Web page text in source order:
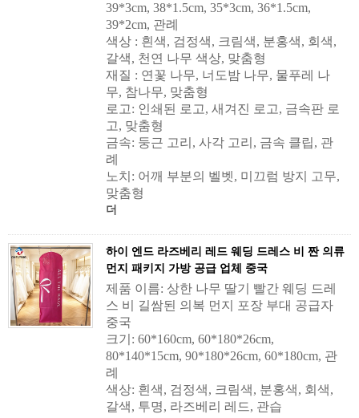
39*3cm, 38*1.5cm, 35*3cm, 36*1.5cm,
39*2cm, 관례
색상 : 흰색, 검정색, 크림색, 분홍색, 회색,
갈색, 천연 나무 색상, 맞춤형
재질 : 연꽃 나무, 너도밤 나무, 물푸레 나
무, 참나무, 맞춤형
로고: 인쇄된 로고, 새겨진 로고, 금속판 로
고, 맞춤형
금속: 둥근 고리, 사각 고리, 금속 클립, 관
례
노치: 어깨 부분의 벨벳, 미끄럼 방지 고무,
맞춤형
더
하이 엔드 라즈베리 레드 웨딩 드레스 비 짠 의류
먼지 패키지 가방 공급 업체 중국
제품 이름: 상한 나무 딸기 빨간 웨딩 드레
스 비 길쌈된 의복 먼지 포장 부대 공급자
중국
크기: 60*160cm, 60*180*26cm,
80*140*15cm, 90*180*26cm, 60*180cm, 관
례
색상: 흰색, 검정색, 크림색, 분홍색, 회색,
갈색, 투명, 라즈베리 레드, 관습